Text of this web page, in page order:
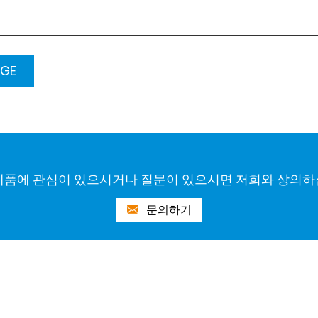
품에 관심이 있으시거나 질문이 있으시면 저희와 상의하
문의하기